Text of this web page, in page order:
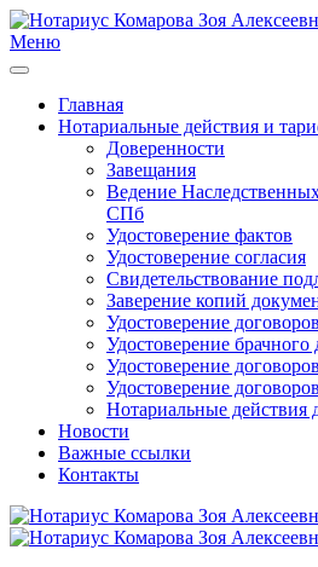
Меню
Главная
Нотариальные действия и
Доверенности
Завещания
Ведение
СПб
Удостоверение фактов
Удостоверение согласия
Свидетельствование
Заверение копий
Удостоверение договоров
Удостоверение брачного
Удостоверение
Удостоверение
Нотариальные действия
Новости
Важные ссылки
Контакты